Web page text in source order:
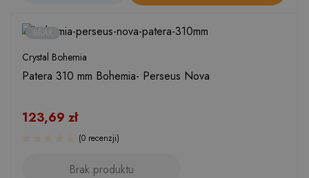
Crystal Bohemia
Patera 310 mm Bohemia- Perseus Nova
123,69 zł
(0 recenzji)
Brak produktu